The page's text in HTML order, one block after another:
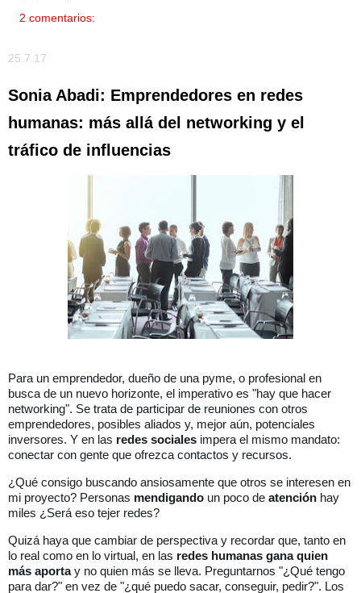
2 comentarios:
25.7.17
Sonia Abadi: Emprendedores en redes
humanas: más allá del networking y el
tráfico de influencias
Para un emprendedor, dueño de una pyme, o profesional en
busca de un nuevo horizonte, el imperativo es "hay que hacer
networking". Se trata de participar de reuniones con otros
emprendedores, posibles aliados y, mejor aún, potenciales
inversores. Y en las redes sociales impera el mismo mandato:
conectar con gente que ofrezca contactos y recursos.
¿Qué consigo buscando ansiosamente que otros se interesen en
mi proyecto? Personas mendigando un poco de atención hay
miles ¿Será eso tejer redes?
Quizá haya que cambiar de perspectiva y recordar que, tanto en
lo real como en lo virtual, en las redes humanas gana quien
más aportay no quien más se lleva. Preguntarnos "¿Qué tengo
para dar?" en vez de "¿qué puedo sacar, conseguir, pedir?". Los